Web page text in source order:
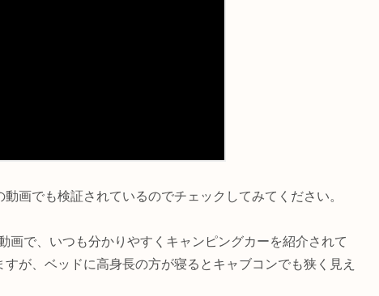
画でも検証されているのでチェックしてみてください。
画で、いつも分かりやすくキャンピングカーを紹介されて
が、ベッドに高身長の方が寝るとキャブコンでも狭く見え